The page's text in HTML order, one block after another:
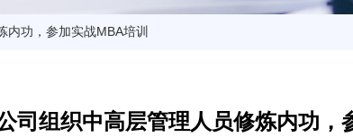
功，参加实战MBA培训
司组织中高层管理人员修炼内功，